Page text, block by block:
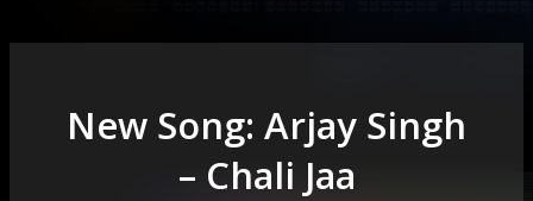
New Song: Arjay Singh
– Chali Jaa